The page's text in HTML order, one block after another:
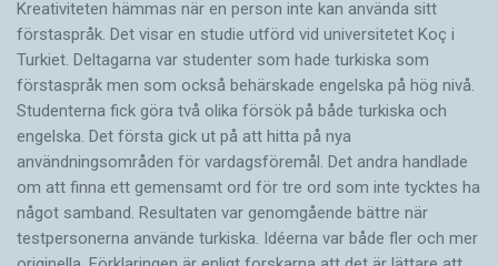
Kreativiteten hämmas när en person inte kan använda sitt
förstaspråk. Det visar en studie utförd vid universitetet Koç i
Turkiet. Deltagarna var studenter som hade turkiska som
förstaspråk men som också behärskade engelska på hög nivå.
Studenterna fick göra två olika försök på både turkiska och
engelska. Det första gick ut på att hitta på nya
användningsområden för vardagsföremål. Det andra handlade
om att finna ett gemensamt ord för tre ord som inte tycktes ha
något samband. Resultaten var genomgående bättre när
testpersonerna använde turkiska. Idéerna var både fler och mer